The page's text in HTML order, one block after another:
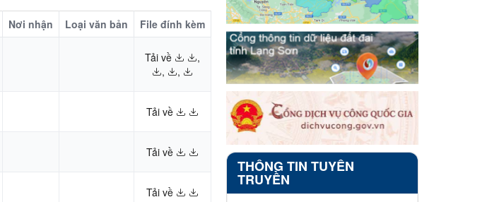
Nơi nhận Loại văn bản File đính kèm
Tải về
,
,
,
Tải về
Tải về
Tải về
THÔNG TIN TUYÊN
TRUYỀN